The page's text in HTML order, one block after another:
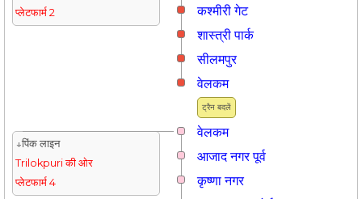
प्लेटफार्म 2
कश्मीरी गेट
शास्त्री पार्क
सीलमपुर
ट्रैन बदलें
वेलकम
वेलकम
↓पिंक लाइन
Trilokpuri की ओर
प्लेटफार्म 4
आजाद नगर पूर्व
कृष्णा नगर